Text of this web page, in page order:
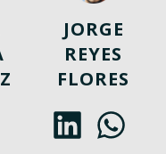
JORGE
REYES
FLORES